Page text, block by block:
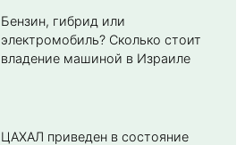
Бензин, гибрид или
электромобиль? Cколько стоит
владение машиной в Израиле
ЦАХАЛ приведен в состояние